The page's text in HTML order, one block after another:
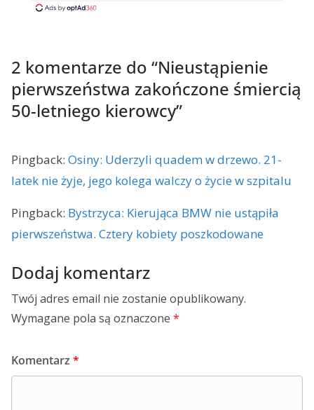
2 komentarze do “Nieustąpienie
pierwszeństwa zakończone śmiercią
50-letniego kierowcy”
Pingback: Osiny: Uderzyli quadem w drzewo. 21-
latek nie żyje, jego kolega walczy o życie w szpitalu
Pingback: Bystrzyca: Kierująca BMW nie ustąpiła
pierwszeństwa. Cztery kobiety poszkodowane
Dodaj komentarz
Twój adres email nie zostanie opublikowany.
Wymagane pola są oznaczone *
Komentarz *